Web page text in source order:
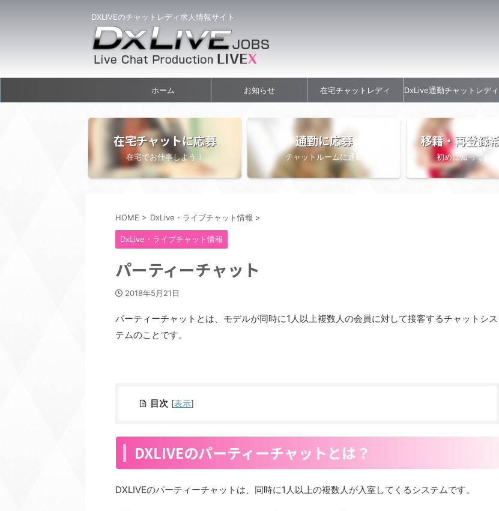
DXLIVEのチャットレディ求人情報サイト
ホーム お知らせ 在宅チャットレディ DxLive通勤チャットレディ
在宅チャットに応募
在宅でお仕事しよう！
通勤に応募
チャットルームに通勤
移籍・再登録
初めに知っておき
HOME > DxLive・ライブチャット情報 >
DxLive・ライブチャット情報
パーティーチャット
2018年5月21日
パーティーチャットとは、モデルが同時に1人以上複数人の会員に対して接客するチャットシス
テムのことです。
目次 [表示]
DXLIVEのパーティーチャットとは？
DXLIVEのパーティーチャットは、同時に1人以上の複数人が入室してくるシステムです。